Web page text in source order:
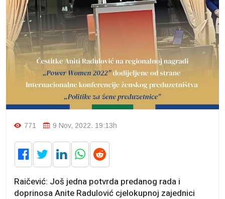
771 9 Nov, 2022. 19:13h
Raičević: Još jedna potvrda predanog rada i
doprinosa Anite Radulović cjelokupnoj zajednici